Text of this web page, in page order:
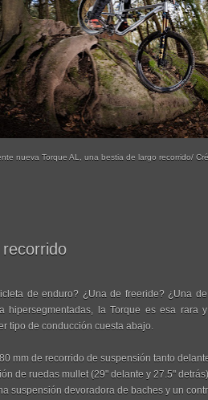
nueva Torque AL, una bestia de largo recorrido/
de enduro? ¿Una de freeride? ¿Una
hipersegmentadas, la Torque es esa rara
tipo de conducción cuesta abajo.
mm de recorrido de suspensión tanto
de ruedas mullet (29" delante y 27.5"
suspensión devoradora de baches y un